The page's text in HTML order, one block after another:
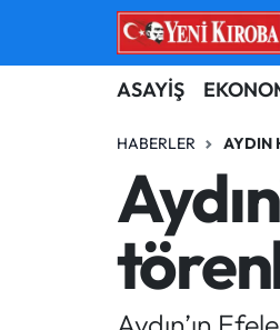
ASAYİŞ
HABERLER AYDIN
ASAYİŞ
BİLİM-TEKNOLOJİ
DÜNYA
EĞİTİM
Aydın Nöbetçi Eczaneler
Aydın Hava Durumu
Aydin Namaz Vakitleri
Aydın Trafik Yoğunluk
Süper Lig Puan Durumu